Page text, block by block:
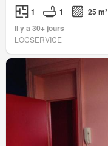
1 1
25 m²
Il y a 30+ jours
LOCSERVICE